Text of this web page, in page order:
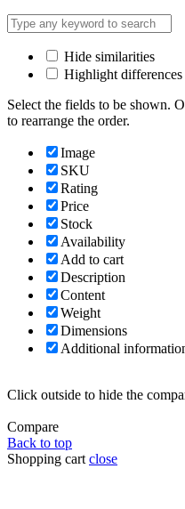
Hide similarities
Highlight differences
Select the fields to be shown.
to rearrange the order.
Image
SKU
Rating
Price
Stock
Availability
Add to cart
Description
Content
Weight
Dimensions
Additional
Click outside to hide the
Compare
Back to top
Shopping cart close